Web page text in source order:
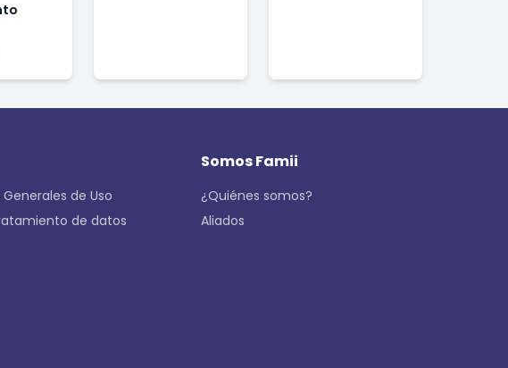
de Uso
de datos
Somos Famii
¿Quiénes somos?
Aliados